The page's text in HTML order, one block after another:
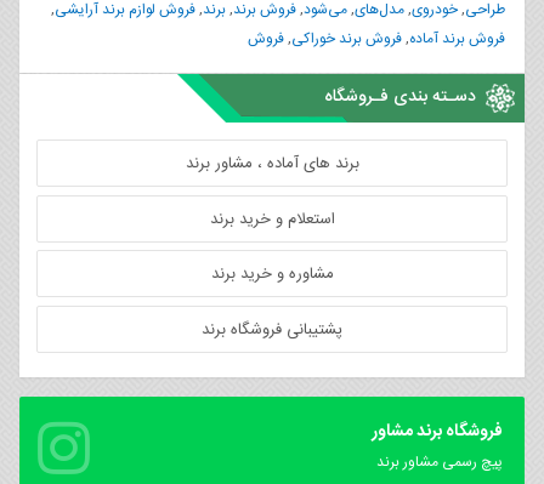
طراحی,خودروی,مدل‌های,می‌شود,فروش برند,برند,فروش لوازم برند آرایشی,
فروش برند آماده,فروش برند خوراکی,فروش
دسـته بندی فـروشگاه
برند های آماده ، مشاور برند
استعلام و خرید برند
مشاوره و خرید برند
پشتیبانی فروشگاه برند
فروشگاه برند مشاور
پیچ رسمی مشاور برند